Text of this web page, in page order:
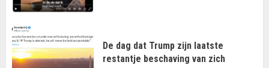
De dag dat Trump zijn laatste
restantje beschaving van zich